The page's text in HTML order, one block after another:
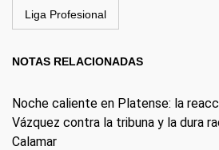
Liga Profesional
NOTAS RELACIONADAS
Noche caliente en Platense: la
Vázquez contra la tribuna y la dura
Calamar